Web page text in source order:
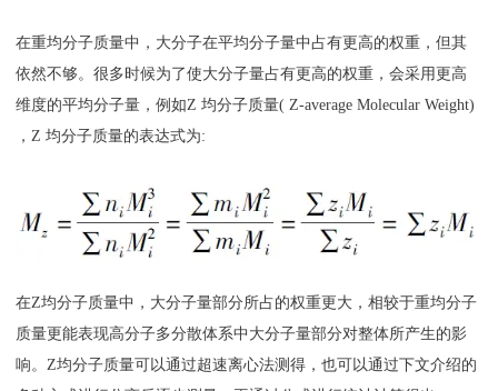
在重均分子质量中，大分子在平均分子量中占有更高的权重，但其
依然不够。很多时候为了使大分子量占有更高的权重，会采用更高
维度的平均分子量，例如Z 均分子质量( Z-average Molecular Weight)
，Z 均分子质量的表达式为:
在Z均分子质量中，大分子量部分所占的权重更大，相较于重均分子
质量更能表现高分子多分散体系中大分子量部分对整体所产生的影
响。Z均分子质量可以通过超速离心法测得，也可以通过下文介绍的